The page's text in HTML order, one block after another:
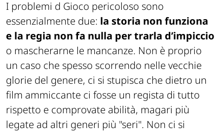
I problemi d Gioco pericoloso sono
essenzialmente due: la storia non funziona
e la regia non fa nulla per trarla d’impiccio
o mascherarne le mancanze. Non è proprio
un caso che spesso scorrendo nelle vecchie
glorie del genere, ci si stupisca che dietro un
film ammiccante ci fosse un regista di tutto
rispetto e comprovate abilità, magari più
legate ad altri generi più "seri". Non ci si